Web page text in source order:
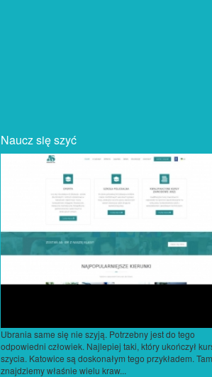
Naucz się szyć
Ubrania same się nie szyją. Potrzebny jest do tego
odpowiedni człowiek. Najlepiej taki, który ukończył
szycia. Katowice są doskonałym tego przykładem. Tam
znajdziemy właśnie wielu kraw...